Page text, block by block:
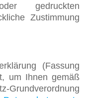
gedruckten
Zustimmung
(Fassung
um Ihnen gemäß
Grundverordnung